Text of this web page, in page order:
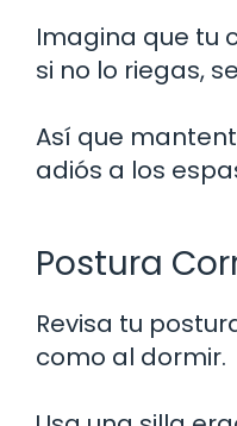
Imagina que tu
si no lo riegas,
Así que
adiós a los
Postura
Revisa tu
como al dormir.